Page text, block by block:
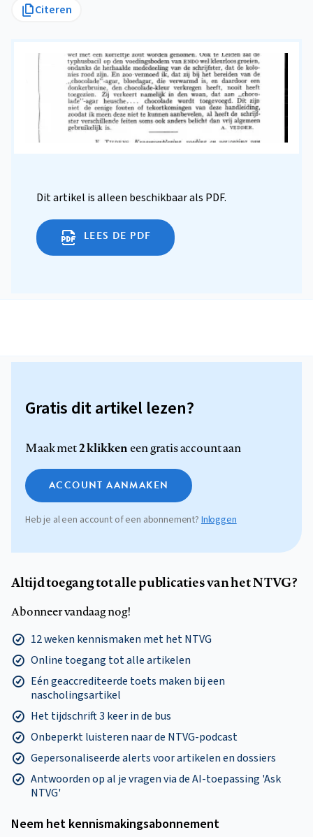
Citeren
Dit artikel is alleen beschikbaar als PDF.
LEES DE PDF
Gratis dit artikel lezen?
Maak met2 klikkeneen gratis account aan
ACCOUNT AANMAKEN
Heb je al een account of een abonnement? Inloggen
Altijd toegang tot alle publicaties van het NTVG?
Abonneer vandaag nog!
12 weken kennismaken met het NTVG
Online toegang tot alle artikelen
Eén geaccrediteerde toets maken bij een
nascholingsartikel
Het tijdschrift 3 keer in de bus
Onbeperkt luisteren naar de NTVG-podcast
Gepersonaliseerde alerts voor artikelen en dossiers
Antwoorden op al je vragen via de AI-toepassing 'Ask
NTVG'
Neem het kennismakings­abonnement